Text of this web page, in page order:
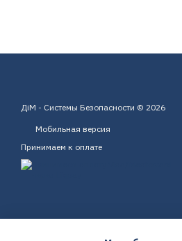
ДіМ - Системы Безопасности © 2026
Мобильная версия
Принимаем к оплате